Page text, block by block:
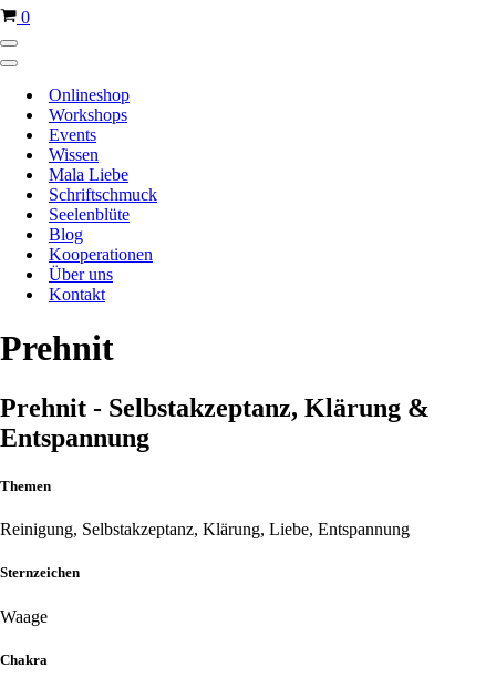
Warenkorb
0
Navigationsmenü
Navigationsmenü
Onlineshop
Workshops
Events
Wissen
Mala Liebe
Schriftschmuck
Seelenblüte
Blog
Kooperationen
Über uns
Kontakt
Prehnit
Prehnit - Selbstakzeptanz, Klärung &
Entspannung
Themen
Reinigung, Selbstakzeptanz, Klärung, Liebe, Entspannung
Sternzeichen
Waage
Chakra